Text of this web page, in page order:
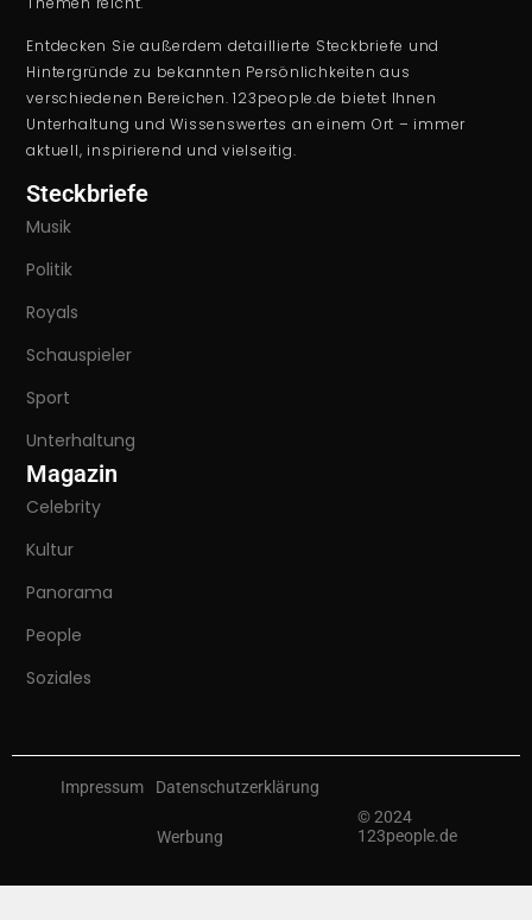
Entdecken Sie außerdem detaillierte Steckbriefe und
Hintergründe zu bekannten Persönlichkeiten aus
verschiedenen Bereichen. 123people.de bietet Ihnen
Unterhaltung und Wissenswertes an einem Ort – immer
aktuell, inspirierend und vielseitig.
Steckbriefe
Musik
Politik
Royals
Schauspieler
Sport
Unterhaltung
Magazin
Celebrity
Kultur
Panorama
People
Soziales
© 2024
123people.de
Impressum Datenschutzerklärung
Werbung